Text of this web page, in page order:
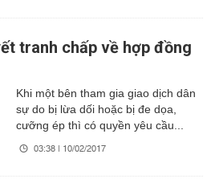
tranh chấp về hợp đồng
Khi một bên tham gia giao dịch dân
sự do bị lừa dối hoặc bị đe dọa,
cưỡng ép thì có quyền yêu cầu...
03:38 | 10/02/2017